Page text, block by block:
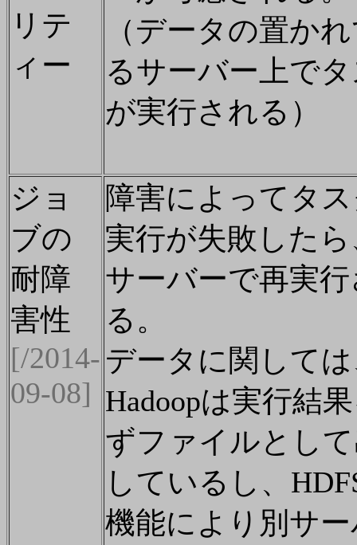
リテ
ィー
（データの置か
るサーバー上で
が実行される）
ジョ
ブの
耐障
害性
[/2014-
09-08]
障害によってタ
実行が失敗した
サーバーで再実
る。
データに関して
Hadoopは実行結
ずファイルとし
しているし、
機能により別サ